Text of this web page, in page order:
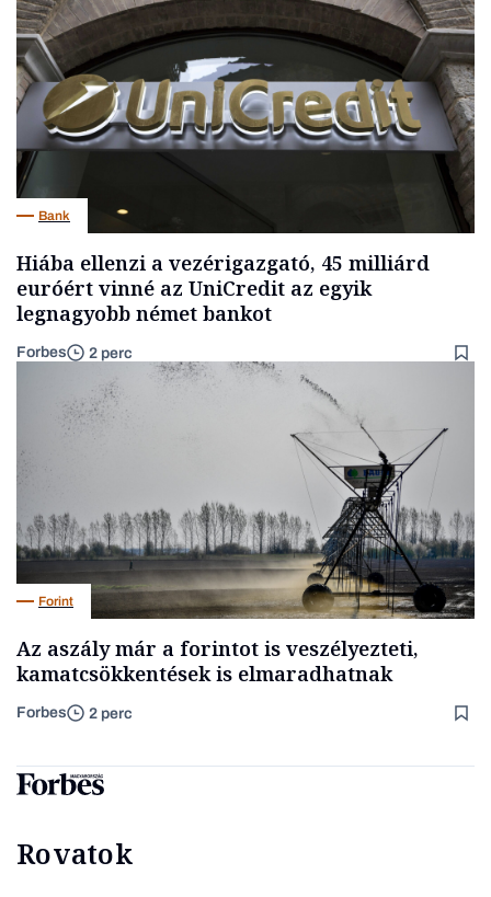
Bank
Hiába ellenzi a vezérigazgató, 45 milliárd
euróért vinné az UniCredit az egyik
legnagyobb német bankot
Forbes 2 perc
Forint
Az aszály már a forintot is veszélyezteti,
kamatcsökkentések is elmaradhatnak
Forbes 2 perc
Rovatok